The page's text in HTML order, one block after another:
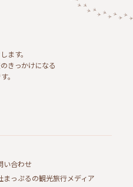
ます。
きっかけになる
。
い合わせ
まっぷるの観光旅行メディア